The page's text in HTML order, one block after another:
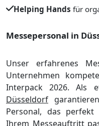
Helping Hands für
Messepersonal in
Unser erfahrenes
Unternehmen
Interpack 2026. Als
Düsseldorf
Personal, das
Ihrem Messeauftritt